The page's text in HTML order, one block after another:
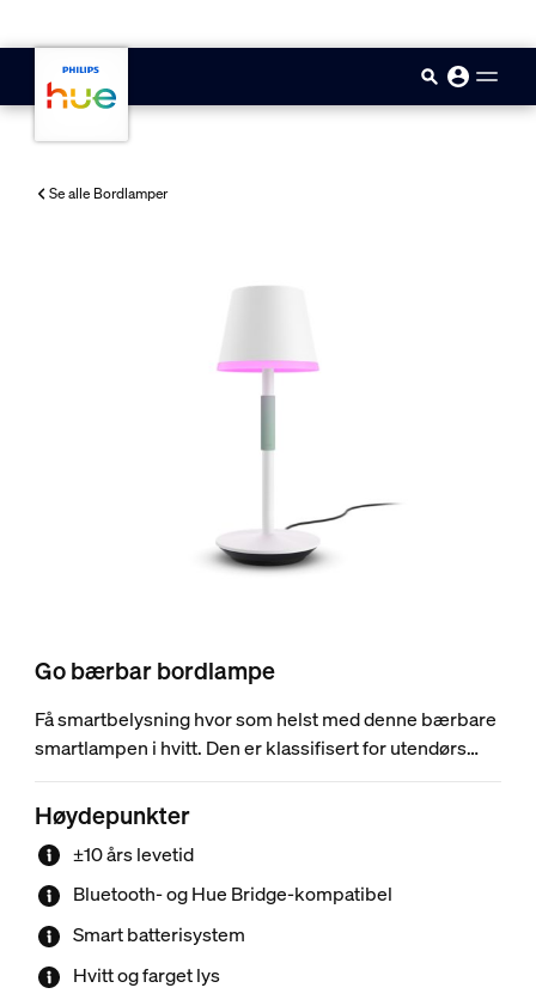
Se alle Bordlamper
Go bærbar bordlampe
Få smartbelysning hvor som helst med denne bærbare
smartlampen i hvitt. Den er klassifisert for utendørs
bruk, og med det grågrønne silikonhåndtaket kan du
lett ta den med deg der du trenger lys, for eksempel
inne for å lese eller ute for å spise middag.
Høydepunkter
±10 års levetid
Bluetooth- og Hue Bridge-kompatibel
Smart batterisystem
Hvitt og farget lys